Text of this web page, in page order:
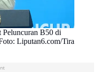
Peluncuran B50 di
Liputan6.com/Tira